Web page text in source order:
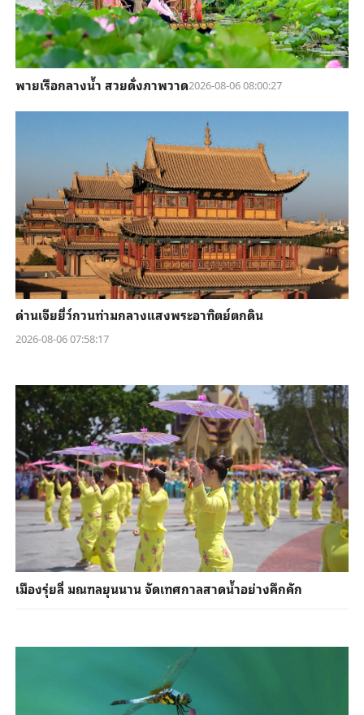
พายเรือกลางน้ำ สวยดั่งภาพวาด2026-08-06 08:00:27
ด่านเจียยี่ว์กวนท่ามกลางแสงพระอาทิตย์ตกดิน
2026-08-06 07:58:17
เมืองรุ่ยลี่ มณฑลยุนนาน จัดเทศกาลสาดน้ำอย่างคึกคัก